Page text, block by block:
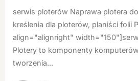
serwis ploterów Naprawa plotera
kreślenia dla ploterów, planiści folii
align="alignright"
Plotery to komponenty
tworzenia...